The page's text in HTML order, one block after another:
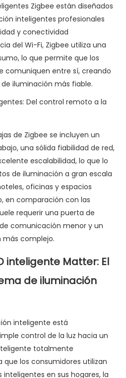
Zigbee están diseñados
inteligentes profesionales
y conectividad
del Wi-Fi, Zigbee utiliza una
lo que permite que los
comuniquen entre sí, creando
iluminación más fiable.
de Zigbee se incluyen un
una sólida fiabilidad de red,
escalabilidad, lo que lo
de iluminación a gran escala
oficinas y espacios
en comparación con las
requerir una puerta de
comunicación menor y un
complejo.
inteligente Matter: El
de iluminación
inteligente está
control de la luz hacia un
totalmente
los consumidores utilizan
en sus hogares, la